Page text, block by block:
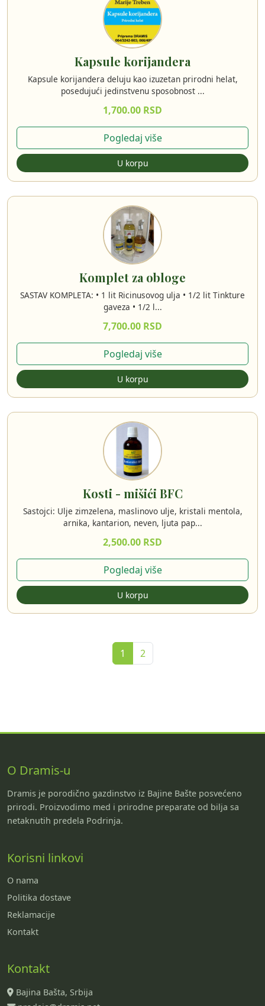
Kapsule korijandera
Kapsule korijandera deluju kao izuzetan prirodni helat,
posedujući jedinstvenu sposobnost ...
1,700.00 RSD
Pogledaj više
U korpu
Komplet za obloge
SASTAV KOMPLETA: • 1 lit Ricinusovog ulja • 1/2 lit Tinkture
gaveza • 1/2 l...
7,700.00 RSD
Pogledaj više
U korpu
Kosti - mišići BFC
Sastojci: Ulje zimzelena, maslinovo ulje, kristali mentola,
arnika, kantarion, neven, ljuta pap...
2,500.00 RSD
Pogledaj više
U korpu
1 2
O Dramis-u
Dramis je porodično gazdinstvo iz Bajine Bašte posvećeno
prirodi. Proizvodimo med i prirodne preparate od bilja sa
netaknutih predela Podrinja.
Korisni linkovi
O nama
Politika dostave
Reklamacije
Kontakt
Kontakt
Bajina Bašta, Srbija